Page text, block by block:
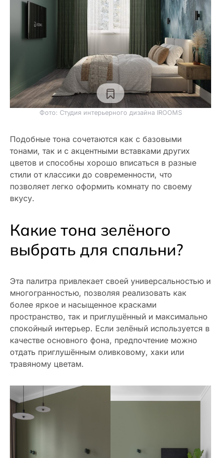
Фото: Студия интерьерного дизайна IROOMS
Подобные тона сочетаются как с базовыми
тонами, так и с акцентными вставками других
цветов и способны хорошо вписаться в разные
стили от классики до современности, что
позволяет легко оформить комнату по своему
вкусу.
Какие тона зелёного
выбрать для спальни?
Эта палитра привлекает своей универсальностью и
многогранностью, позволяя реализовать как
более яркое и насыщенное красками
пространство, так и приглушённый и максимально
спокойный интерьер. Если зелёный используется в
качестве основного фона, предпочтение можно
отдать приглушённым оливковому, хаки или
травяному цветам.